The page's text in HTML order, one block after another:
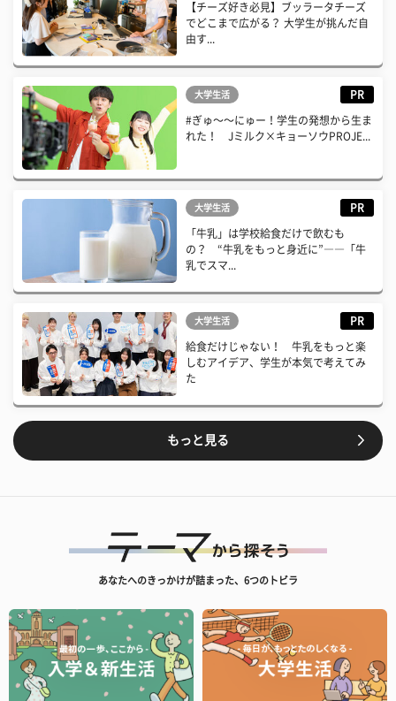
【チーズ好き必見】ブッラータチーズ
でどこまで広がる？ 大学生が挑んだ自
由す...
大学生活 PR
#ぎゅ〜〜にゅー！学生の発想から生ま
れた！ Jミルク×キョーソウPROJE...
大学生活 PR
「牛乳」は学校給食だけで飲むも
の？ “牛乳をもっと身近に”――「牛
乳でスマ...
大学生活 PR
給食だけじゃない！ 牛乳をもっと楽
しむアイデア、学生が本気で考えてみ
た
もっと見る
あなたへのきっかけが詰まった、6つのトビラ